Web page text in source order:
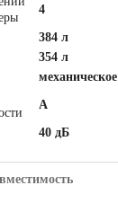
4
384 л
354 л
механическое
A
40 дБ